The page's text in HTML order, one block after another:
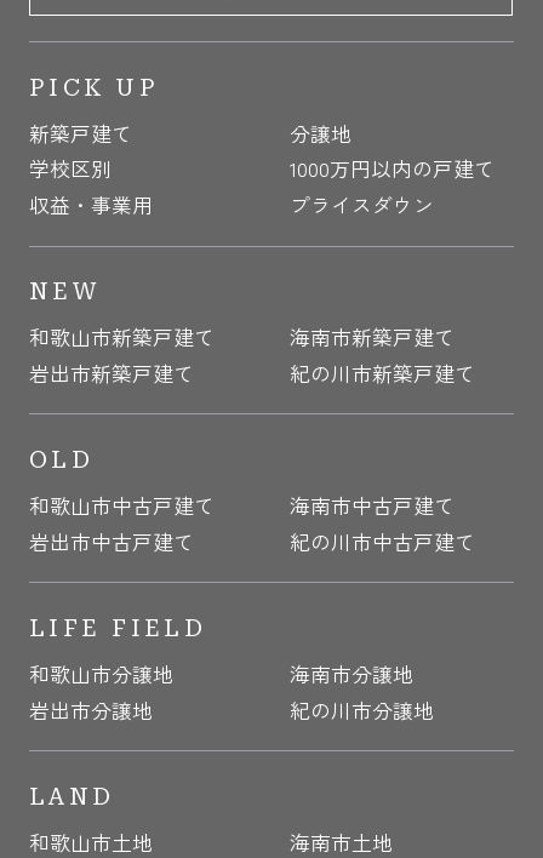
PICK UP
新築戸建て
分譲地
学校区別
1000万円以内の戸建て
収益・事業用
プライスダウン
NEW
和歌山市新築戸建て
海南市新築戸建て
岩出市新築戸建て
紀の川市新築戸建て
OLD
和歌山市中古戸建て
海南市中古戸建て
岩出市中古戸建て
紀の川市中古戸建て
LIFE FIELD
和歌山市分譲地
海南市分譲地
岩出市分譲地
紀の川市分譲地
LAND
和歌山市土地
海南市土地